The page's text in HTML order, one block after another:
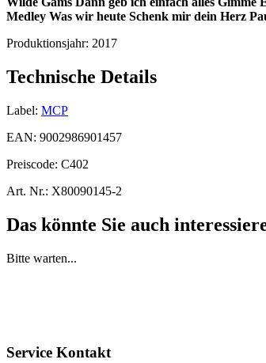
Medley Was wir heute Schenk mir dein Herz
Produktionsjahr: 2017
Technische Details
Label: MCP
EAN: 9002986901457
Preiscode: C402
Art. Nr.: X80090145-2
Das könnte Sie auch
Bitte warten...
Service Kontakt